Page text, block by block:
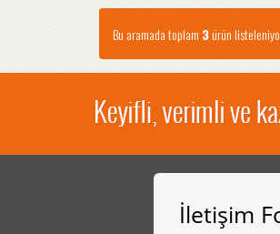
Bu aramada toplam 3ürün